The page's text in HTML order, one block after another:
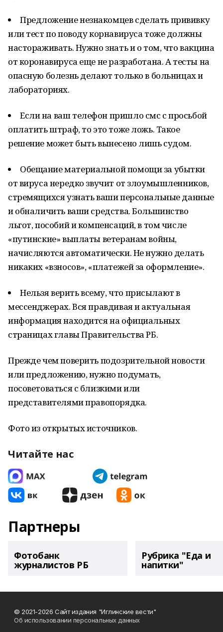
Предложение незнакомцев сделать прививку
или тест по поводу корнавируса тоже должны
настораживать. Нужно знать и о том, что вакцина
от коронавируса еще не разработана. А тесты на
опасную болезнь делают только в больницах и
лабораториях.
Если на ваш телефон пришло смс с просьбой
оплатить штраф, то это тоже ложь. Такое
решение может быть вынесено лишь судом.
Обещание материальной помощи за убытки
от вируса нередко звучит от злоумышленников,
стремящихся узнать ваши персональные данные
и обналичить ваши средства. Большинство
льгот, пособий и компенсаций, в том числе
«путинские» выплаты ветеранам войны,
начисляются автоматически. Не нужно делать
никаких «взносов», «платежей за оформление».
Нельзя верить всему, что присылают в
мессенджерах. Вся правдивая и актуальная
информация находится на официальных
страницах главы Правительства РБ.
Прежде чем поверить подозрительной новости
или предложению, нужно подумать,
посоветоваться с близкими или
представителями правопорядка.
Фото из открытых источников.
Читайте нас
Партнеры
Фотобанк
журналистов РБ
Рубрика "Еда и
напитки"
© 2021-2026 Сайт издания "Иглинские вести"
Об использовании персональных данных